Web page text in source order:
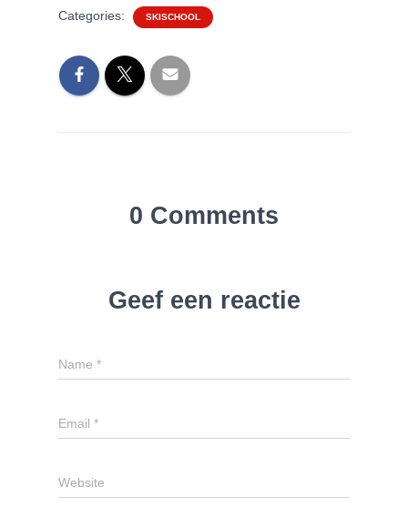
Categories: SKISCHOOL
0 Comments
Geef een reactie
Name *
Email *
Website